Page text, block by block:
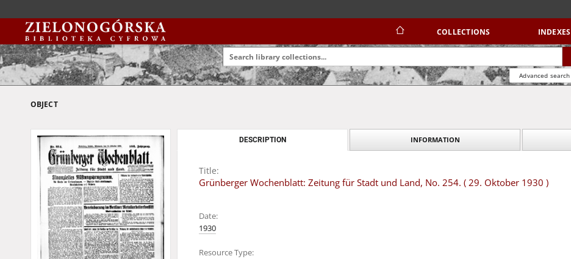
COLLECTIONS INDEXES
Advanced search
OBJECT
DESCRIPTION INFORMATION
Title:
Grünberger Wochenblatt: Zeitung für Stadt und Land, No. 254. ( 29. Oktober 1930 )
Date:
1930
Resource Type: